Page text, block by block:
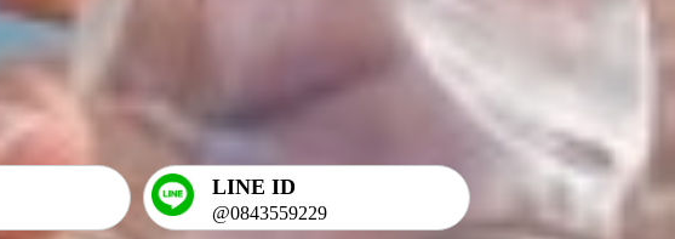
LINE ID
@0843559229